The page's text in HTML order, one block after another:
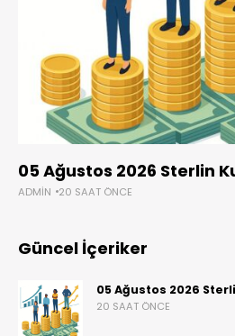
05 Ağustos 2026 Sterlin
ADMIN 20 SAAT ÖNCE
Güncel İçeriker
05 Ağustos 2026
20 SAAT ÖNCE